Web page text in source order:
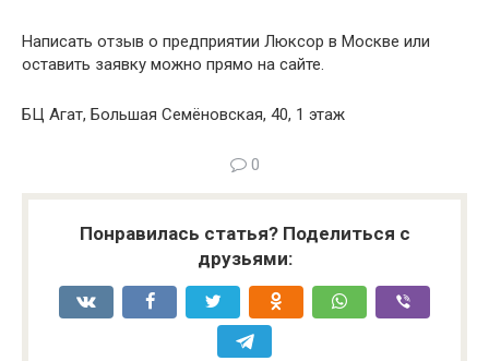
Написать отзыв о предприятии Люксор в Москве или
оставить заявку можно прямо на сайте.
БЦ Агат, Большая Семёновская, 40, 1 этаж
0
Понравилась статья? Поделиться с
друзьями: